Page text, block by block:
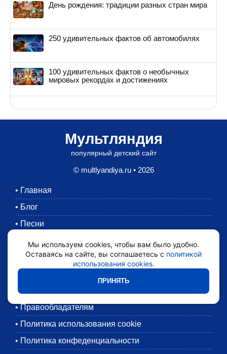
День рождения: традиции разных стран мира
250 удивительных фактов об автомобилях
100 удивительных фактов о необычных
мировых рекордах и достижениях
Мультляндия
популярный детский сайт
© multlyandiya.ru • 2026
• Главная
• Блог
• Песни
Раскраски
Картинки
•
•
• Правообладателям
• Политика использования cookie
• Политика конфеденциальности
Мы используем cookies, чтобы вам было удобно.
Оставаясь на сайте, вы соглашаетесь с политикой
использования cookies.
ПРИНЯТЬ